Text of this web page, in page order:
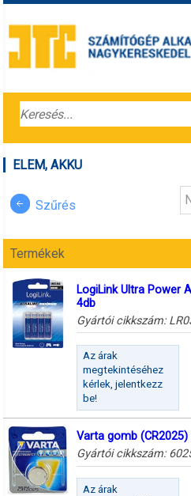
ELEM, AKKU
Szűrés
Termékek
LogiLink Ultra Power
4db
Gyártói cikkszám:
Az árak
megtekintéséhez
kérlek, jelentkezz
be!
Varta gomb
Gyártói cikkszám:
Az árak